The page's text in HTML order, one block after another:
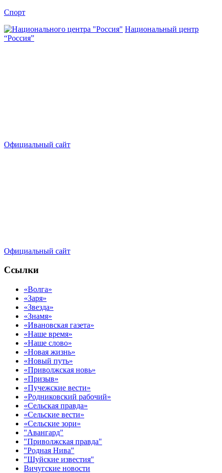
Спорт
Национальный центр
“Россия”
Официальный сайт
Официальный сайт
Ссылки
«Волга»
«Заря»
«Звезда»
«Знамя»
«Ивановская газета»
«Наше время»
«Наше слово»
«Новая жизнь»
«Новый путь»
«Приволжская новь»
«Призыв»
«Пучежские вести»
«Родниковский рабочий»
«Сельская правда»
«Сельские вести»
«Сельские зори»
"Авангард"
"Приволжская правда"
"Родная Нива"
"Шуйские известия"
Вичугские новости